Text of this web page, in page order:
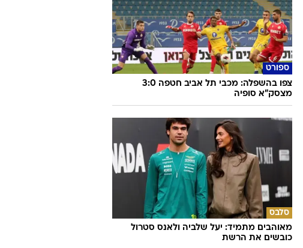
ספורט
צפו בהשפלה: מכבי תל אביב חטפה 3:0
מצסק"א סופיה
סלבס
מאוהבים מתמיד: יעל שלביה ולאנס סטרול
כובשים את הרשת